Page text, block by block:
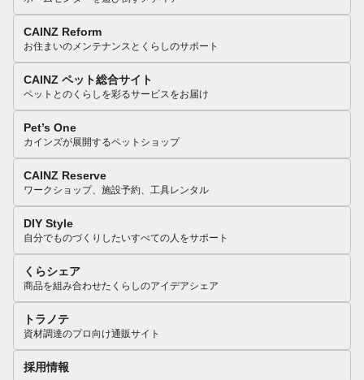
CAINZ Reform
お住まいのメンテナンスとくらしのサポート
CAINZ ペット総合サイト
ペットとのくらしを彩るサービスをお届け
Pet’s One
カインズが展開するペットショップ
CAINZ Reserve
ワークショップ、施設予約、工具レンタル
DIY Style
自分でものづくりしたいすべての人をサポート
くらシェア
商品を組み合わせたくらしのアイデアシェア
トラノテ
資材調達のプロ向け通販サイト
採用情報